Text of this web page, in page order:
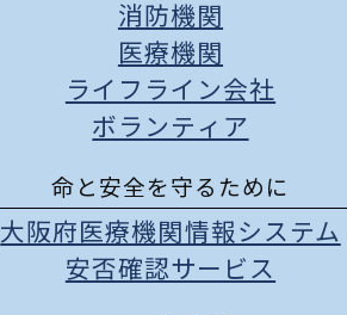
消防機関
医療機関
ライフライン会社
ボランティア
命と安全を守るために
大阪府医療機関情報システム
安否確認サービス